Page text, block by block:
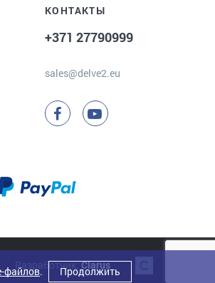
КОНТАКТЫ
+371 27790999
sales@delve2.eu
Разработчик:Clarus
файлов. Продолжить